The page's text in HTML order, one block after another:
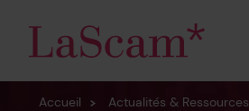
Accueil Actualités & Ressources